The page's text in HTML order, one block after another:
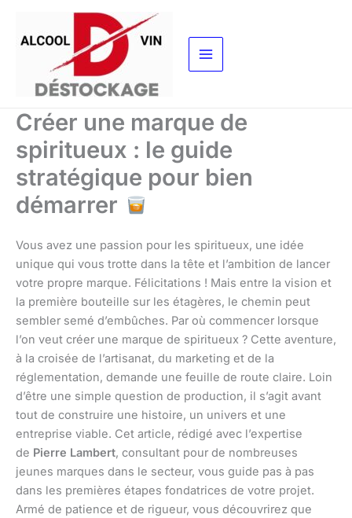
contenu
Créer une marque de
spiritueux : le guide
stratégique pour bien
démarrer
Vous avez une passion pour les spiritueux, une idée
unique qui vous trotte dans la tête et l’ambition de lancer
votre propre marque. Félicitations ! Mais entre la vision et
la première bouteille sur les étagères, le chemin peut
sembler semé d’embûches. Par où commencer lorsque
l’on veut créer une marque de spiritueux ? Cette aventure,
à la croisée de l’artisanat, du marketing et de la
réglementation, demande une feuille de route claire. Loin
d’être une simple question de production, il s’agit avant
tout de construire une histoire, un univers et une
entreprise viable. Cet article, rédigé avec l’expertise
de Pierre Lambert, consultant pour de nombreuses
jeunes marques dans le secteur, vous guide pas à pas
dans les premières étapes fondatrices de votre projet.
Armé de patience et de rigueur, vous découvrirez que